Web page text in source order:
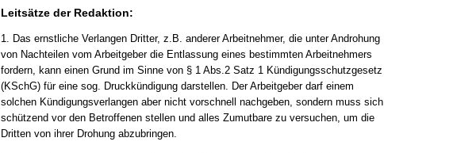
Leitsätze der Redaktion:
1. Das ernstliche Verlangen Dritter, z.B. anderer Arbeitnehmer, die unter Androhung
von Nachteilen vom Arbeitgeber die Entlassung eines bestimmten Arbeitnehmers
fordern, kann einen Grund im Sinne von § 1 Abs.2 Satz 1 Kündigungsschutzgesetz
(KSchG) für eine sog. Druckkündigung darstellen. Der Arbeitgeber darf einem
solchen Kündigungsverlangen aber nicht vorschnell nachgeben, sondern muss sich
schützend vor den Betroffenen stellen und alles Zumutbare zu versuchen, um die
Dritten von ihrer Drohung abzubringen.